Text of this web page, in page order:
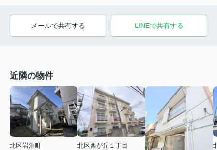
メールで共有する LINEで共有する
近隣の物件
北区岩淵町
北区西が丘１丁目